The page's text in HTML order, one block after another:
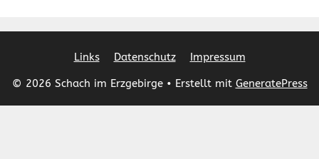
Links Datenschutz Impressum
© 2026 Schach im Erzgebirge• Erstellt mit GeneratePress